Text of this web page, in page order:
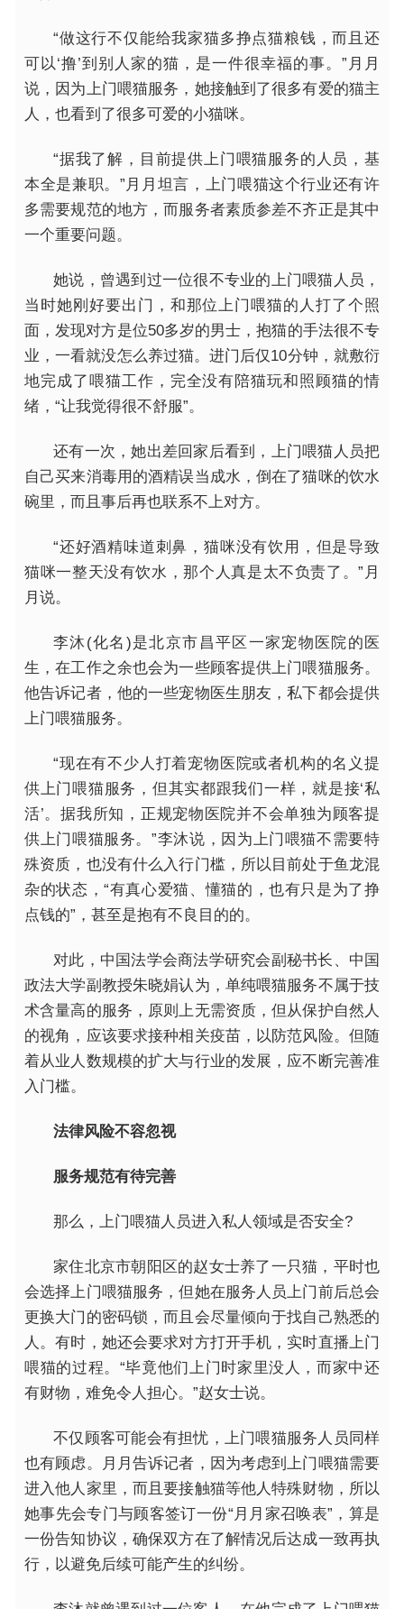
“做这行不仅能给我家猫多挣点猫粮钱，而且还
可以‘撸’到别人家的猫，是一件很幸福的事。”月月
说，因为上门喂猫服务，她接触到了很多有爱的猫主
人，也看到了很多可爱的小猫咪。
“据我了解，目前提供上门喂猫服务的人员，基
本全是兼职。”月月坦言，上门喂猫这个行业还有许
多需要规范的地方，而服务者素质参差不齐正是其中
一个重要问题。
她说，曾遇到过一位很不专业的上门喂猫人员，
当时她刚好要出门，和那位上门喂猫的人打了个照
面，发现对方是位50多岁的男士，抱猫的手法很不专
业，一看就没怎么养过猫。进门后仅10分钟，就敷衍
地完成了喂猫工作，完全没有陪猫玩和照顾猫的情
绪，“让我觉得很不舒服”。
还有一次，她出差回家后看到，上门喂猫人员把
自己买来消毒用的酒精误当成水，倒在了猫咪的饮水
碗里，而且事后再也联系不上对方。
“还好酒精味道刺鼻，猫咪没有饮用，但是导致
猫咪一整天没有饮水，那个人真是太不负责了。”月
月说。
李沐(化名)是北京市昌平区一家宠物医院的医
生，在工作之余也会为一些顾客提供上门喂猫服务。
他告诉记者，他的一些宠物医生朋友，私下都会提供
上门喂猫服务。
“现在有不少人打着宠物医院或者机构的名义提
供上门喂猫服务，但其实都跟我们一样，就是接‘私
活’。据我所知，正规宠物医院并不会单独为顾客提
供上门喂猫服务。”李沐说，因为上门喂猫不需要特
殊资质，也没有什么入行门槛，所以目前处于鱼龙混
杂的状态，“有真心爱猫、懂猫的，也有只是为了挣
点钱的”，甚至是抱有不良目的的。
对此，中国法学会商法学研究会副秘书长、中国
政法大学副教授朱晓娟认为，单纯喂猫服务不属于技
术含量高的服务，原则上无需资质，但从保护自然人
的视角，应该要求接种相关疫苗，以防范风险。但随
着从业人数规模的扩大与行业的发展，应不断完善准
入门槛。
法律风险不容忽视
服务规范有待完善
那么，上门喂猫人员进入私人领域是否安全?
家住北京市朝阳区的赵女士养了一只猫， 平时也
会选择上门喂猫服务，但她在服务人员上门前后总会
更换大门的密码锁，而且会尽量倾向于找自己熟悉的
人。有时，她还会要求对方打开手机，实时直播上门
喂猫的过程。“毕竟他们上门时家里没人，而家中还
有财物，难免令人担心。”赵女士说。
不仅顾客可能会有担忧，上门喂猫服务人员同样
也有顾虑。月月告诉记者，因为考虑到上门喂猫需要
进入他人家里，而且要接触猫等他人特殊财物，所以
她事先会专门与顾客签订一份“月月家召唤表”，算是
一份告知协议，确保双方在了解情况后达成一致再执
行，以避免后续可能产生的纠纷。